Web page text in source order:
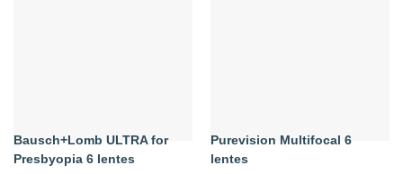
Bausch+Lomb ULTRA for
Presbyopia 6 lentes
Purevision Multifocal 6
lentes